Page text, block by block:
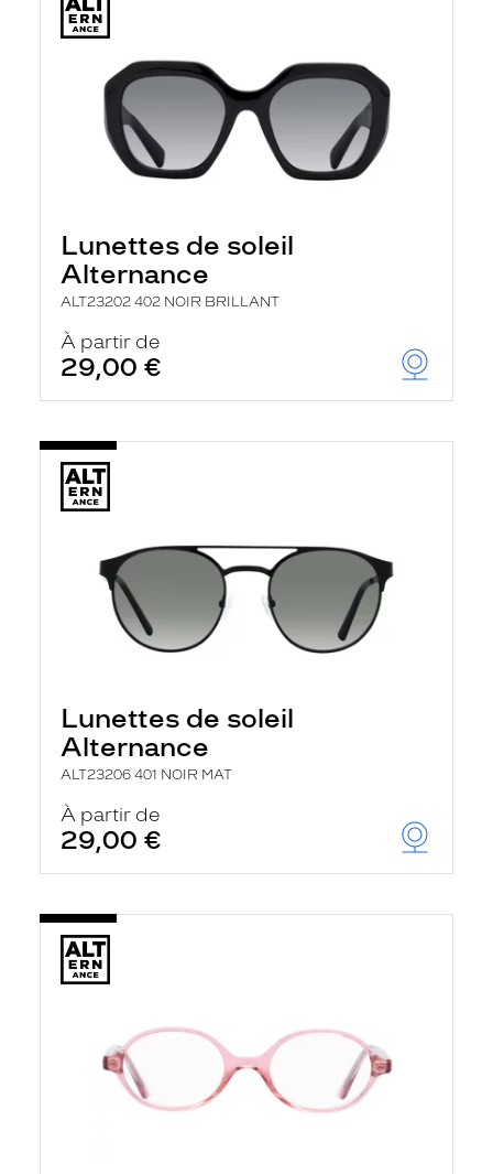
Lunettes de soleil
Alternance
ALT23202 402 NOIR BRILLANT
À partir de
29,00 €
Lunettes de soleil
Alternance
ALT23206 401 NOIR MAT
À partir de
29,00 €